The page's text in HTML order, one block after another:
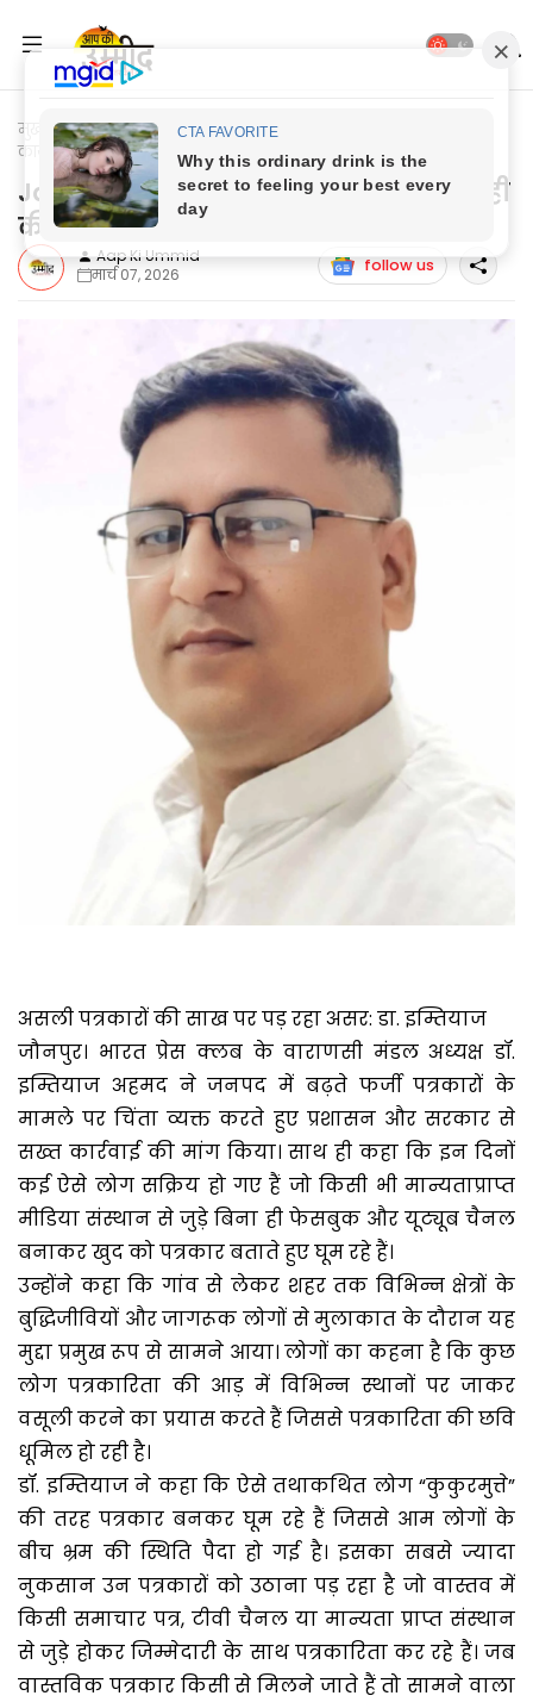
मुख्यपृष्ठ Jaunpur News
Jaunpur News: फर्जी पत्रकारों पर
कार्यवाही की मांग
Jaunpur News: फर्जी पत्रकारों पर कार्यवाही
की मांग
Aap Ki Ummid
मार्च 07, 2026
follow us
असली पत्रकारों की साख पर पड़ रहा असर: डा. इम्तियाज
जौनपुर। भारत प्रेस क्लब के वाराणसी मंडल अध्यक्ष डॉ.
इम्तियाज अहमद ने जनपद में बढ़ते फर्जी पत्रकारों के
मामले पर चिंता व्यक्त करते हुए प्रशासन और सरकार से
सख्त कार्रवाई की मांग किया। साथ ही कहा कि इन दिनों
कई ऐसे लोग सक्रिय हो गए हैं जो किसी भी मान्यताप्राप्त
मीडिया संस्थान से जुड़े बिना ही फेसबुक और यूट्यूब चैनल
बनाकर खुद को पत्रकार बताते हुए घूम रहे हैं।
उन्होंने कहा कि गांव से लेकर शहर तक विभिन्न क्षेत्रों के
बुद्धिजीवियों और जागरूक लोगों से मुलाकात के दौरान यह
मुद्दा प्रमुख रूप से सामने आया। लोगों का कहना है कि कुछ
लोग पत्रकारिता की आड़ में विभिन्न स्थानों पर जाकर
वसूली करने का प्रयास करते हैं जिससे पत्रकारिता की छवि
धूमिल हो रही है।
डॉ. इम्तियाज ने कहा कि ऐसे तथाकथित लोग “कुकुरमुत्ते”
की तरह पत्रकार बनकर घूम रहे हैं जिससे आम लोगों के
बीच भ्रम की स्थिति पैदा हो गई है। इसका सबसे ज्यादा
नुकसान उन पत्रकारों को उठाना पड़ रहा है जो वास्तव में
किसी समाचार पत्र, टीवी चैनल या मान्यता प्राप्त संस्थान
से जुड़े होकर जिम्मेदारी के साथ पत्रकारिता कर रहे हैं। जब
वास्तविक पत्रकार किसी से मिलने जाते हैं तो सामने वाला